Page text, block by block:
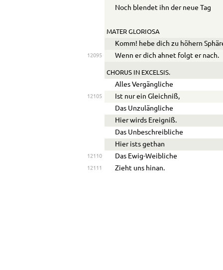
Noch blendet ihn der neue Tag
MATER GLORIOSA
Komm! hebe dich zu höhern
12095 Wenn er dich ahnet folgt er nach.
CHORUS IN EXCELSIS.
Alles Vergängliche
12105
Ist nur ein Gleichniß,
Das Unzulängliche
Hier wirds Ereigniß.
Das Unbeschreibliche
Hier ists gethan
12110 Das Ewig-Weibliche
12111 Zieht uns hinan.